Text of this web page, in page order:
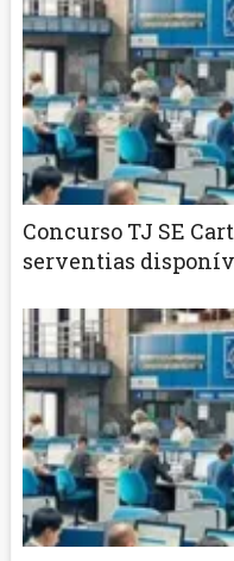
Concurso TJ SE
serventias